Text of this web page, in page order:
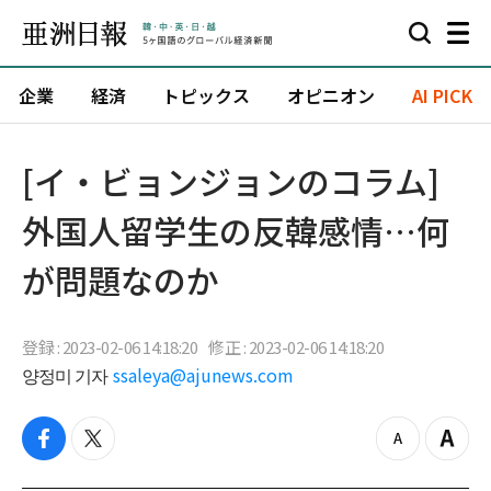
企業 経済 トピックス オピニオン AI PICK
[イ・ビョンジョンのコラム]
外国人留学生の反韓感情…何
が問題なのか
登録 : 2023-02-06 14:18:20 修正 : 2023-02-06 14:18:20
양정미 기자 ssaleya@ajunews.com
f
t
z
Z